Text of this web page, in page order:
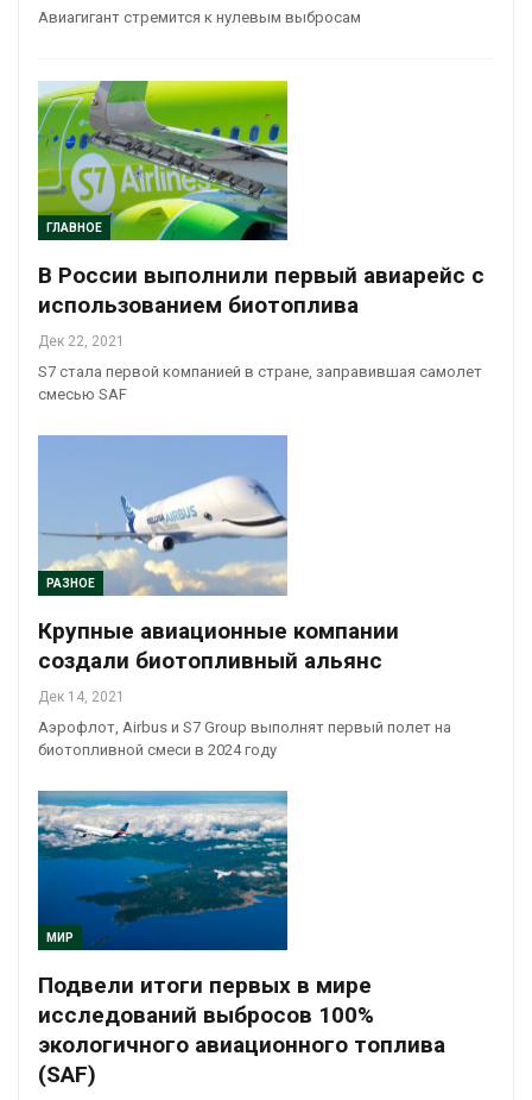
Авиагигант стремится к нулевым выбросам
ГЛАВНОЕ
В России выполнили первый авиарейс с
использованием биотоплива
Дек 22, 2021
S7 стала первой компанией в стране, заправившая самолет
смесью SAF
РАЗНОЕ
Крупные авиационные компании
создали биотопливный альянс
Дек 14, 2021
Аэрофлот, Airbus и S7 Group выполнят первый полет на
биотопливной смеси в 2024 году
МИР
Подвели итоги первых в мире
исследований выбросов 100%
экологичного авиационного топлива
(SAF)